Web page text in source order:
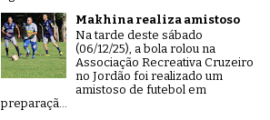
Makhina realiza amistoso
Na tarde deste sábado
(06/12/25), a bola rolou na
Associação Recreativa Cruzeiro
no Jordão foi realizado um
amistoso de futebol em
preparaçã...